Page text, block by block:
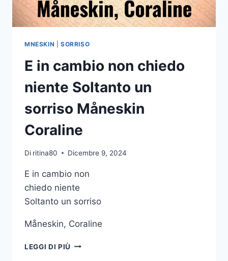
OCCHI
J
MNESKIN SORRISO
E in cambio non chiedo
niente Soltanto un
sorriso Måneskin
Coraline
Di ritina80 Dicembre 9, 2024
E in cambio non
chiedo niente
Soltanto un sorriso
Måneskin, Coraline
LEGGI DI PIÙ E